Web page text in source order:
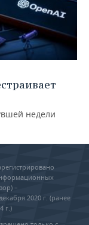
недели
–
2020 г. (ранее
г.)